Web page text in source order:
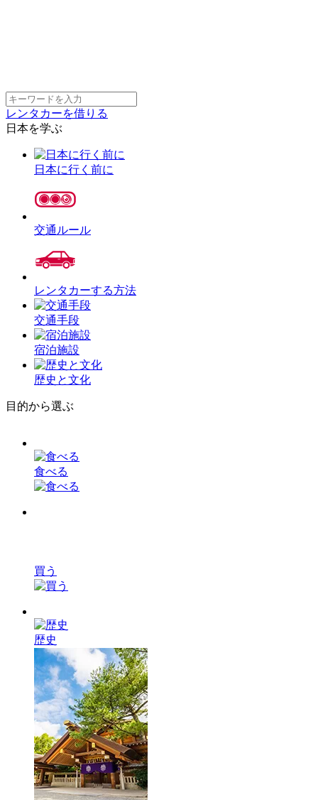
レンタカーを借りる
日本を学ぶ
日本に行く前に
交通ルール
レンタカーする方法
交通手段
宿泊施設
歴史と文化
目的から選ぶ
食べる
買う
歴史